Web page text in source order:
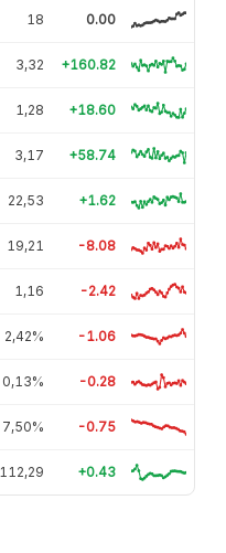
18 0.00
3,32 +160.82
1,28 +18.60
3,17 +58.74
22,53 +1.62
19,21 -8.08
1,16 -2.42
2,42% -1.06
0,13% -0.28
7,50% -0.75
112,29 +0.43